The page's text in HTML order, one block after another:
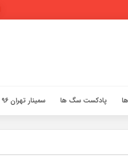
پادکست سگ ها سمینار تهران 96